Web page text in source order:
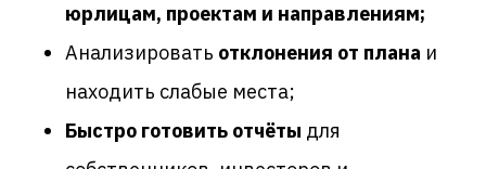
юрлицам, проектам и направлениям;
Анализировать отклонения от плана и
находить слабые места;
Быстро готовить отчёты для
Консолидирует данные из 1С, банков,
таблиц и платёжных систем;
по правилам: проектам, юрлицам,
Учитывает валюту, корректировки,
переменные и постоянные затраты;